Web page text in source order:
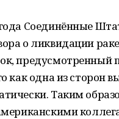
Соединённые
о ликвидации
предусмотренный
как одна из сторон
Таким